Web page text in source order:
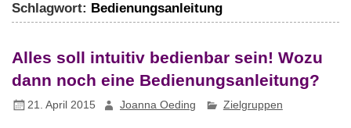
Schlagwort: Bedienungsanleitung
Alles soll intuitiv bedienbar sein! Wozu
dann noch eine Bedienungsanleitung?
21. April 2015 Joanna Oeding Zielgruppen